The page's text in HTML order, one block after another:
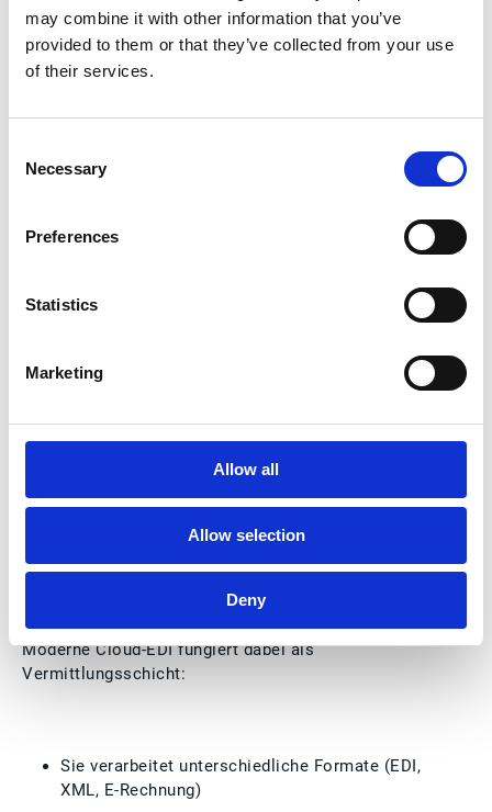
may combine it with other information that you’ve
provided to them or that they’ve collected from your use
of their services.
Selection
Necessary
Preferences
Statistics
Marketing
Allow all
Allow selection
Deny
abzudecken. Typische Realität in Unternehmen:
Große Handelspartner erwarten klassisches EDI
E‑Rechnungsformate
eigenen Standards
nötigen Ausgleich. Sie erlaubt es Unternehmen,
unterschiedliche Formate und Übertragungswege
zentral zu steuern – ohne für jeden Geschäftspartner
separate Lösungen betreiben zu müssen.
Die Rolle moderner
Cloud‑EDI‑Plattformen
Moderne Cloud‑EDI fungiert dabei als
Vermittlungsschicht:
Sie verarbeitet unterschiedliche Formate (EDI,
XML, E‑Rechnung)